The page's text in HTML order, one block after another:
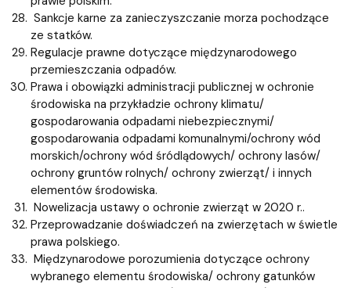
Sankcje karne za zanieczyszczanie morza pochodzące
ze statków.
Regulacje prawne dotyczące międzynarodowego
przemieszczania odpadów.
Prawa i obowiązki administracji publicznej w ochronie
środowiska na przykładzie ochrony klimatu/
gospodarowania odpadami niebezpiecznymi/
gospodarowania odpadami komunalnymi/ochrony wód
morskich/ochrony wód śródlądowych/ ochrony lasów/
ochrony gruntów rolnych/ ochrony zwierząt/ i innych
elementów środowiska.
Nowelizacja ustawy o ochronie zwierząt w 2020 r..
Przeprowadzanie doświadczeń na zwierzętach w świetle
prawa polskiego.
Międzynarodowe porozumienia dotyczące ochrony
wybranego elementu środowiska/ ochrony gatunków